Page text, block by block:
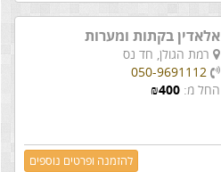
אלאדין בקתות ומערות
רמת הגולן, חד נס
050-9691112
החל מ:
₪400
להזמנה ופרטים נוספים